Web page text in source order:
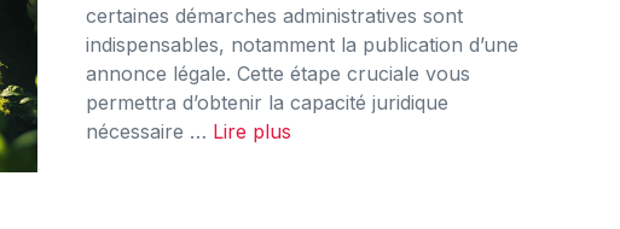
certaines démarches administratives sont
indispensables, notamment la publication d’une
annonce légale. Cette étape cruciale vous
permettra d’obtenir la capacité juridique
nécessaire … Lire plus